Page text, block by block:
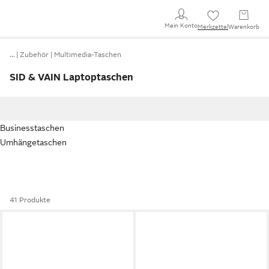
Mein KontoMerkzettel Warenkorb
… Zubehör Multimedia-Taschen
SID & VAIN Laptoptaschen
Businesstaschen
Umhängetaschen
41 Produkte